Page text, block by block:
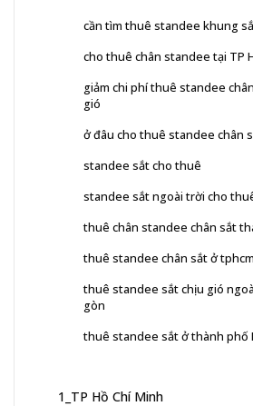
cần tìm thuê standee khung
cho thuê chân standee tại TP
giảm chi phí thuê standee
gió
ở đâu cho thuê standee chân
standee sắt cho thuê
standee sắt ngoài trời cho
thuê chân standee chân sắt
thuê standee chân sắt ở tphcm
thuê standee sắt chịu gió
gòn
thuê standee sắt ở thành phố
1_TP Hồ Chí Minh